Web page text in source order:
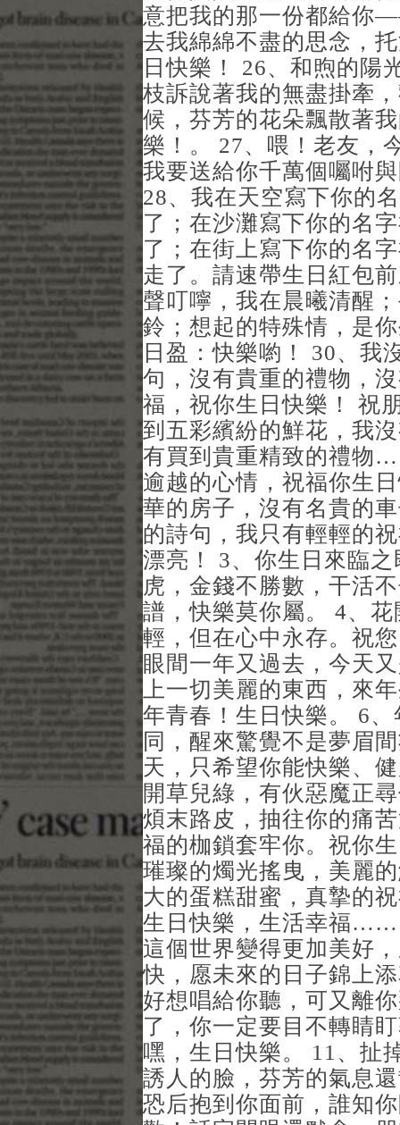
意把我的那一份都給你
去我綿綿不盡的思念，
日快樂！ 26、和煦的陽
枝訴說著我的無盡掛牽
候，芬芳的花朵飄散著
樂！。 27、喂！老友，
我要送給你千萬個囑咐
28、我在天空寫下你的
了；在沙灘寫下你的名
了；在街上寫下你的名
走了。請速帶生日紅包
聲叮嚀，我在晨曦清醒
鈴；想起的特殊情，是
日盈：快樂喲！ 30、我
句，沒有貴重的禮物，
福，祝你生日快樂！ 祝
到五彩繽紛的鮮花，我
有買到貴重精致的禮物
逾越的心情，祝福你生
華的房子，沒有名貴的
的詩句，我只有輕輕的
漂亮！ 3、你生日來臨
虎，金錢不勝數，干活
譜，快樂莫你屬。 4、
輕，但在心中永存。祝
眼間一年又過去，今天
上一切美麗的東西，來
年青春！生日快樂。 6
同，醒來驚覺不是夢眉
天，只希望你能快樂、
開草兒綠，有伙惡魔正
煩末路皮，抽往你的痛
福的枷鎖套牢你。祝你
璀璨的燭光搖曳，美麗
大的蛋糕甜蜜，真摯的
生日快樂，生活幸福……
這個世界變得更加美好
快，愿未來的日子錦上
好想唱給你聽，可又離
了，你一定要目不轉睛
嘿，生日快樂。 11、扯
誘人的臉，芬芳的氣息
恐后抱到你面前，誰知